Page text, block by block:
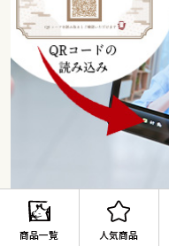
商品一覧 人気商品
動画メッセージ